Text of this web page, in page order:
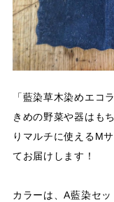
「藍染草木染めエコ
きめの野菜や器はも
りマルチに使えるM
てお届けします！
カラーは、A藍染セ